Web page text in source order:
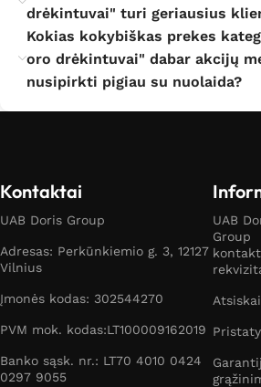
drėkintuvai" turi geriausius
Kokias kokybiškas prekes
oro drėkintuvai" dabar akcijų
nusipirkti pigiau su nuolaida?
Kontaktai
UAB Doris Group
Adresas: Perkūnkiemio g. 3, 12127
Vilnius
Įmonės kodas: 302544270
PVM mok. kodas:LT100009162019
Banko sąsk. nr.: LT70 4010 0424
0297 9055
UAB
Group